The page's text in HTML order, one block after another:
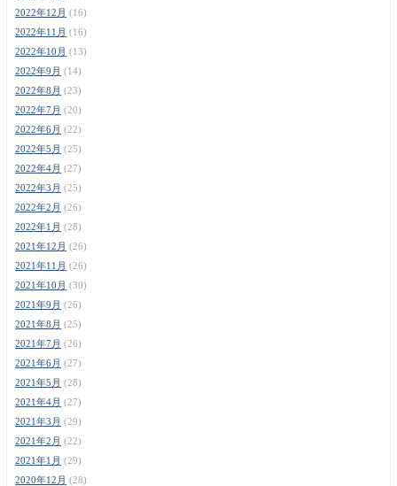
2022年12月 (16)
2022年11月 (16)
2022年10月 (13)
2022年9月 (14)
2022年8月 (23)
2022年7月 (20)
2022年6月 (22)
2022年5月 (25)
2022年4月 (27)
2022年3月 (25)
2022年2月 (26)
2022年1月 (28)
2021年12月 (26)
2021年11月 (26)
2021年10月 (30)
2021年9月 (26)
2021年8月 (25)
2021年7月 (26)
2021年6月 (27)
2021年5月 (28)
2021年4月 (27)
2021年3月 (29)
2021年2月 (22)
2021年1月 (29)
2020年12月 (28)